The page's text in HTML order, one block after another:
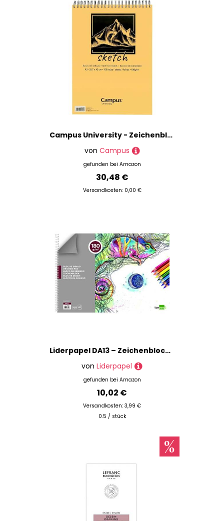
Campus University - Zeichenblock Sketch A3 Skizzenbuch mit Spiralbindung, 100 Blatt, 100 Gramm in Weiß für Kohle, Bleistift, Wachs, Kuchen, Skizzen
von Campus
gefunden bei Amazon
30,48 €
Versandkosten: 0,00 €
Liderpapel DA13 – Zeichenblock Edel Spiral
von Liderpapel
gefunden bei Amazon
10,02 €
Versandkosten: 3,99 €
0.5 / stück